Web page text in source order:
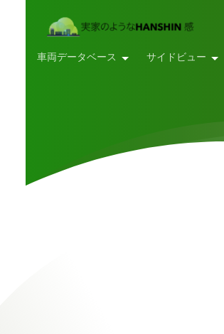
車両データベース サイドビュー